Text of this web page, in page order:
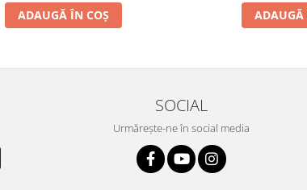
ADAUGĂ ÎN COȘ ADAUGĂ
SOCIAL
Urmărește-ne în social media